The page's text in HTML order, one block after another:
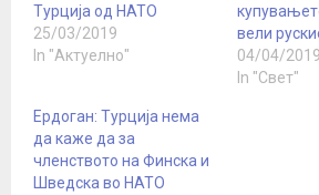
Турција од НАТО
25/03/2019
In "Актуелно"
вели
04/04/2019
In "Свет"
Ердоган: Турција нема
да каже да за
членството на Финска и
Шведска во НАТО